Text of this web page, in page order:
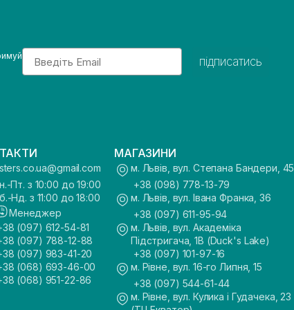
Email
підписатись
Пт. з 10:00 до 19:00
Нд. з 11:00 до 18:00
Менеджер
(097) 612-54-81
(097) 788-12-88
(097) 983-41-20
(068) 693-46-00
(068) 951-22-86
МАГАЗИНИ
м. Львів, вул. Степана Бандери, 45
+38 (098) 778-13-79
м. Львів, вул. Івана Франка, 36
+38 (097) 611-95-94
м. Львів, вул. Академіка
Підстригача, 1В (Duck's Lake)
+38 (097) 101-97-16
м. Рівне, вул. 16-го Липня, 15
+38 (097) 544-61-44
м. Рівне, вул. Кулика і Гудачека, 23